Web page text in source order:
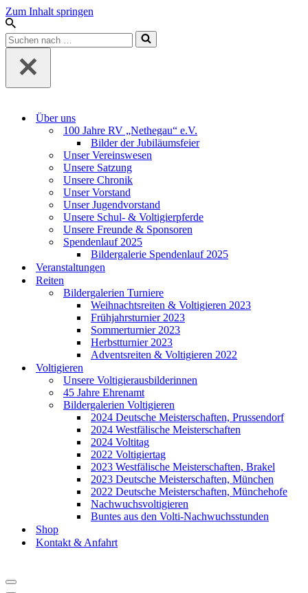
Zum Inhalt springen
Suchen
nach …
Über uns
100 Jahre RV „Nethegau“ e.V.
Bilder der Jubiläumsfeier
Unser Vereinswesen
Unsere Satzung
Unsere Chronik
Unser Vorstand
Unser Jugendvorstand
Unsere Schul- & Voltigierpferde
Unsere Freunde & Sponsoren
Spendenlauf 2025
Bildergalerie Spendenlauf 2025
Veranstaltungen
Reiten
Bildergalerien Turniere
Weihnachtsreiten & Voltigieren 2023
Frühjahrsturnier 2023
Sommerturnier 2023
Herbstturnier 2023
Adventsreiten & Voltigieren 2022
Voltigieren
Unsere Voltigierausbilderinnen
45 Jahre Ehrenamt
Bildergalerien Voltigieren
2024 Deutsche Meisterschaften, Prussendorf
2024 Westfälische Meisterschaften
2024 Voltitag
2022 Voltigiertag
2023 Westfälische Meisterschaften, Brakel
2023 Deutsche Meisterschaften, München
2022 Deutsche Meisterschaften, Münchehofe
Nachwuchsvoltigieren
Buntes aus den Volti-Nachwuchsstunden
Shop
Kontakt & Anfahrt
Navigationsmenü